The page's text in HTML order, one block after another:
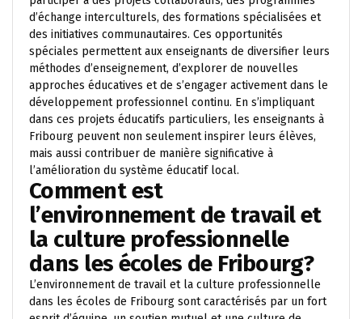
d’échange interculturels, des formations spécialisées et
des initiatives communautaires. Ces opportunités
spéciales permettent aux enseignants de diversifier leurs
méthodes d’enseignement, d’explorer de nouvelles
approches éducatives et de s’engager activement dans le
développement professionnel continu. En s’impliquant
dans ces projets éducatifs particuliers, les enseignants à
Fribourg peuvent non seulement inspirer leurs élèves,
mais aussi contribuer de manière significative à
l’amélioration du système éducatif local.
Comment est
l’environnement de travail et
la culture professionnelle
dans les écoles de Fribourg?
L’environnement de travail et la culture professionnelle
dans les écoles de Fribourg sont caractérisés par un fort